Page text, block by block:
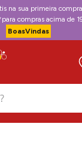
na sua primeira
compras acima de
BoasVindas